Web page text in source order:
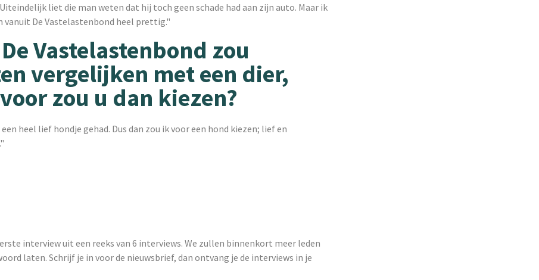
liet die man weten dat hij toch geen schade had aan zijn auto. Maar ik
vanuit De Vastelastenbond heel prettig."
Vastelastenbond zou
vergelijken met een dier,
zou u dan kiezen?
heel lief hondje gehad. Dus dan zou ik voor een hond kiezen; lief en
interview uit een reeks van 6 interviews. We zullen binnenkort meer leden
laten. Schrijf je in voor de nieuwsbrief, dan ontvang je de interviews in je